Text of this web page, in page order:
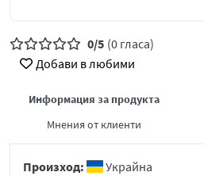
0/5 (0 гласа)
Добави в любими
Информация за продукта
Мнения от клиенти
Произход:
Украйна